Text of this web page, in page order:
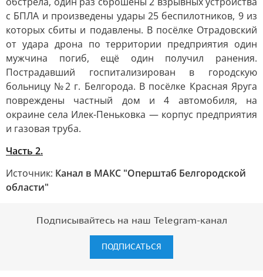
с БПЛА и произведены удары 25 беспилотников, 9 из
которых сбиты и подавлены. В посёлке Отрадовский
от удара дрона по территории предприятия один
мужчина погиб, ещё один получил ранения.
Пострадавший госпитализирован в городскую
больницу №2 г. Белгорода. В посёлке Красная Яруга
повреждены частный дом и 4 автомобиля, на
окраине села Илек-Пеньковка — корпус предприятия
и газовая труба.
Часть 2.
Источник: Канал в МАКС "Оперштаб Белгородской
области"
Подписывайтесь на наш Telegram-канал
ПОДПИСАТЬСЯ